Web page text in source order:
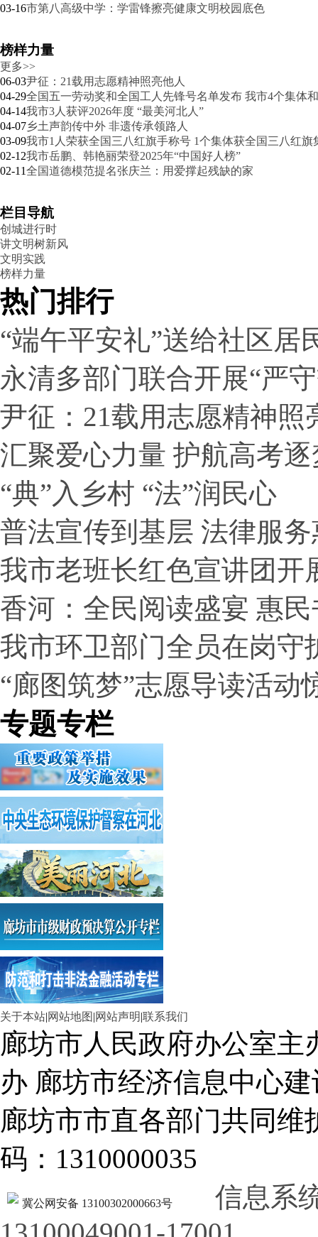
03-16市第八高级中学：学雷锋擦亮健康文明校园底色
榜样力量
更多>>
06-03尹征：21载用志愿精神照亮他人
04-29全国五一劳动奖和全国工人先锋号名单发布 我市4个集体
04-14我市3人获评2026年度 “最美河北人”
04-07乡土声韵传中外 非遗传承领路人
03-09我市1人荣获全国三八红旗手称号 1个集体获全国三八红
02-12我市岳鹏、韩艳丽荣登2025年“中国好人榜”
02-11全国道德模范提名张庆兰：用爱撑起残缺的家
栏目导航
创城进行时
讲文明树新风
文明实践
榜样力量
热门排行
“端午平安礼”送给社区居
永清多部门联合开展“严
尹征：21载用志愿精神照
汇聚爱心力量 护航高考
“典”入乡村 “法”润民心
普法宣传到基层 法律服
我市老班长红色宣讲团
香河：全民阅读盛宴 惠
我市环卫部门全员在岗
“廊图筑梦”志愿导读活
专题专栏
关于本站|网站地图 |网站声明|联系我们
廊坊市人民政府办公室
办 廊坊市经济信息中心建
廊坊市市直各部门共同
码：1310000035
冀公网安备 13100302000663号
信息系